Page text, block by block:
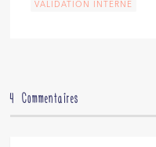
VALIDATION INTERNE
4 Commentaires